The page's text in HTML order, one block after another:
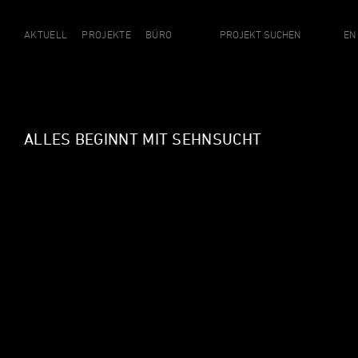
AKTUELL PROJEKTE BÜRO EN
ALLES BEGINNT MIT SEHNSUCHT